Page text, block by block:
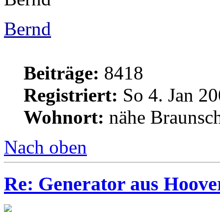
Bernd
Beiträge: 8418
Registriert: So 4. Jan
Wohnort: nähe
Nach oben
Re: Generator aus